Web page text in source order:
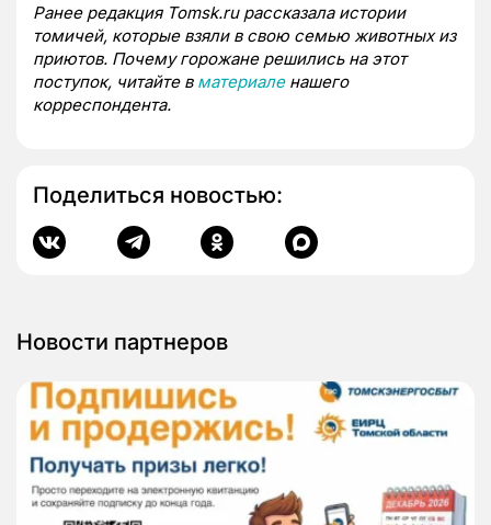
Ранее редакция Tomsk.ru рассказала истории
томичей, которые взяли в свою семью животных из
приютов. Почему горожане решились на этот
поступок, читайте в материаленашего
корреспондента.
Поделиться новостью:
Новости партнеров